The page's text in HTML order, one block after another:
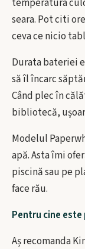
temperatura
seara. Pot citi
ceva ce nicio
Durata bateriei
să îl încarc
Când plec în
bibliotecă,
Modelul
apă. Asta îmi
piscină sau pe
face rău.
Pentru cine
Aș recomanda